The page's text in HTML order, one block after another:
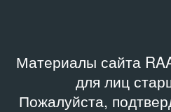
Материалы сайта
для лиц
Пожалуйста,